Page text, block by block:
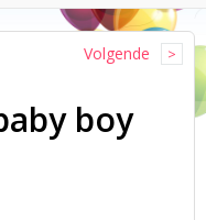
Volgende
boy